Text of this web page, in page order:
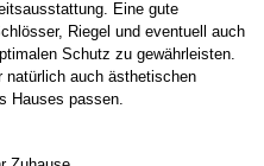
Eine gute
Riegel und eventuell auch
Schutz zu gewährleisten.
natürlich auch ästhetischen
Hauses passen.